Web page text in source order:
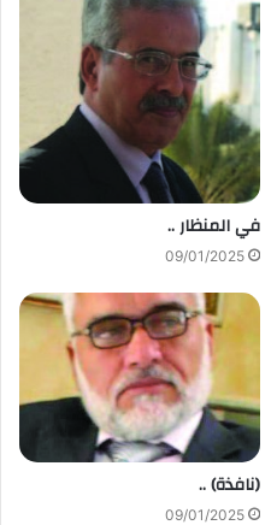
في المنظار ..
09/01/2025
(نافذة) ..
09/01/2025